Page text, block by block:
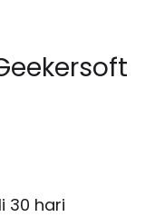
30 hari